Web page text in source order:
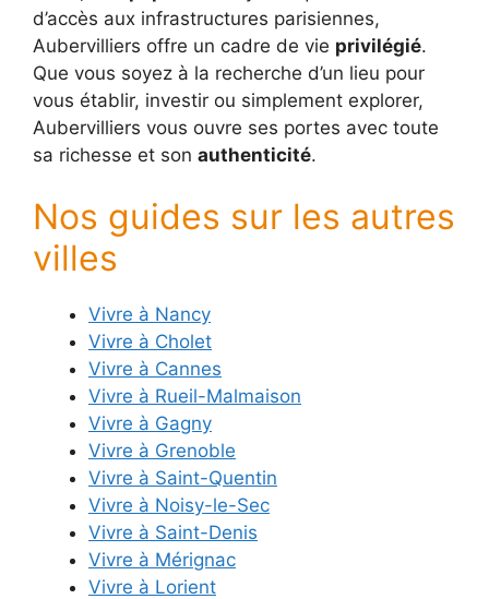
d’accès aux infrastructures parisiennes,
Aubervilliers offre un cadre de vie privilégié.
Que vous soyez à la recherche d’un lieu pour
vous établir, investir ou simplement explorer,
Aubervilliers vous ouvre ses portes avec toute
sa richesse et son authenticité.
Nos guides sur les autres
villes
Vivre à Nancy
Vivre à Cholet
Vivre à Cannes
Vivre à Rueil-Malmaison
Vivre à Gagny
Vivre à Grenoble
Vivre à Saint-Quentin
Vivre à Noisy-le-Sec
Vivre à Saint-Denis
Vivre à Mérignac
Vivre à Lorient